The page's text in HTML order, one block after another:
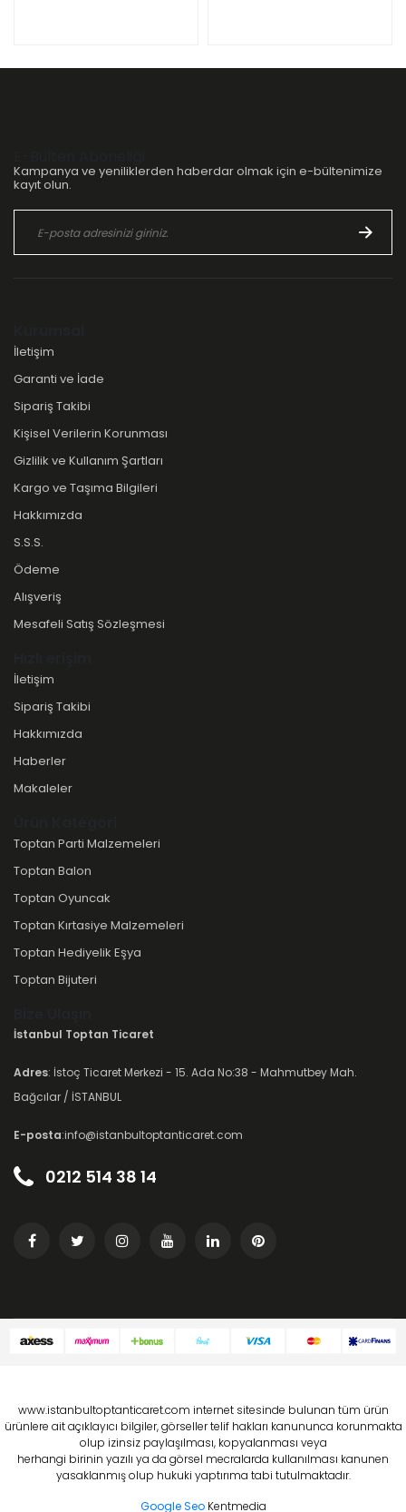
Kampanya ve yeniliklerden haberdar olmak için e-bültenimize
kayıt olun.
İletişim
Garanti ve İade
Sipariş Takibi
Kişisel Verilerin Korunması
Gizlilik ve Kullanım Şartları
Kargo ve Taşıma Bilgileri
Hakkımızda
S.S.S.
Ödeme
Alışveriş
Mesafeli Satış Sözleşmesi
İletişim
Sipariş Takibi
Hakkımızda
Haberler
Makaleler
Toptan Parti Malzemeleri
Toptan Balon
Toptan Oyuncak
Toptan Kırtasiye Malzemeleri
Toptan Hediyelik Eşya
Toptan Bijuteri
İstanbul Toptan Ticaret
Adres: İstoç Ticaret Merkezi - 15. Ada No:38 - Mahmutbey Mah.
Bağcılar / İSTANBUL
E-posta:info@istanbultoptanticaret.com
0212 514 38 14
www.istanbultoptanticaret.com internet sitesinde bulunan tüm ürün
ürünlere ait açıklayıcı bilgiler, görseller telif hakları kanununca korunmakta
olup izinsiz paylaşılması, kopyalanması veya
herhangi birinin yazılı ya da görsel mecralarda kullanılması kanunen
yasaklanmış olup hukuki yaptırıma tabi tutulmaktadır.
Google Seo Kentmedia